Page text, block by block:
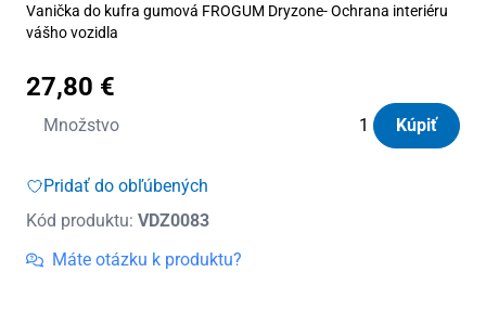
Vanička do kufra gumová FROGUM Dryzone- Ochrana interiéru
vášho vozidla
27,80 €
Množstvo
množstvo
do
gumová
Dryzone
Kúpiť
Pridať do obľúbených
Kód produktu: VDZ0083
Máte otázku k produktu?